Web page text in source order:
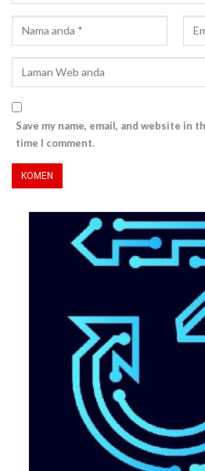
Save my name, email, and website in
time I comment.